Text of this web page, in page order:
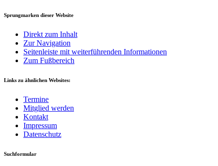
Sprungmarken dieser Website
Direkt zum Inhalt
Zur Navigation
Seitenleiste mit weiterführenden Informationen
Zum Fußbereich
Links zu ähnlichen Websites:
Termine
Mitglied werden
Kontakt
Impressum
Datenschutz
Suchformular